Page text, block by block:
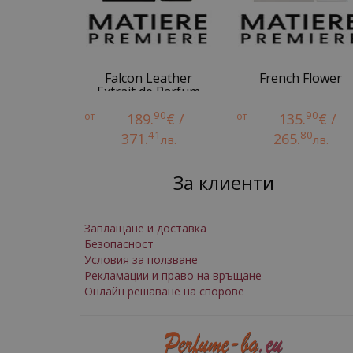
Falcon Leather
Extrait de Parfum
от 189.90€ /
371.41лв.
French Flower
от 135.90€ /
265.80лв.
За клиенти
Заплащане и доставка
Безопасност
Условия за ползване
Рекламации и право на връщане
Онлайн решаване на спорове